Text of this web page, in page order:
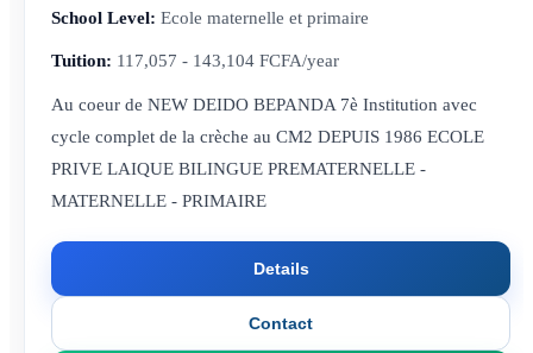
School Level: Ecole maternelle et primaire
Tuition: 117,057 - 143,104 FCFA/year
Au coeur de NEW DEIDO BEPANDA 7è Institution avec
cycle complet de la crèche au CM2 DEPUIS 1986 ECOLE
PRIVE LAIQUE BILINGUE PREMATERNELLE -
MATERNELLE - PRIMAIRE
Details
Contact